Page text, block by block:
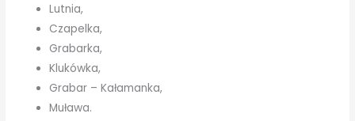
Lutnia,
Czapelka,
Grabarka,
Klukówka,
Grabar – Kałamanka,
Muława.